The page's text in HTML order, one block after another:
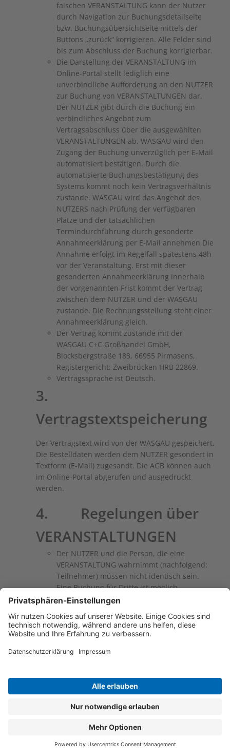
falschen VERANSTALTUNG kann der Nutzer
durch Navigation zur Buchungsdetailseite
bzw. Buchungsübersichtseite mittels der
Buttons „zurück“ korrigieren. Alle Felder sind
bis zum Abschluss der Buchung korrigierbar.
Die Darstellung der VERANSTALTUNG im
Online-Portal stellt lediglich eine
unverbindliche Aufforderung an den NUTZER
zur Buchung von VERANSTALTUNGEN dar.
Der NUTZER gibt durch die Buchung ein
verbindliches Angebot zum
Vertragsabschluss über die ausgewählten
VERANSTALTUNGEN ab. WASGAU wird den
Zugang der Buchung unverzüglich per E-Mail
automatisiert bestätigen. Durch die
automatisierte Buchungsbestätigung des
Systems kommt noch kein Vertragsverhältnis
zustande. WASGAU wird das Angebot des
NUTZERS nach Prüfung der verfügbaren
Plätze und der tatsächlichen
Termindurchführung durch gesonderte
Annahmeerklärung per E-Mail annehmen Die
Annahme erfolgt im Regelfall spätestens 48h
vor der Veranstaltung. Erst mit dieser
gesonderten Annahmeerklärung innerhalb
der vorgenannten Frist kommt der Vertrag
zwischen dem NUTZER und der WASGAU
zustande. Die Rechnungsstellung steht einer
Annahmeerklärung gleich.
Der Vertrag kommt zustande mit der
WASGAU C+C Großhandel GmbH,
Blocksbergstraße 183, 66955 Pirmasens,
Registergericht: Zweibrücken HRB 22869.
Vertragssprache ist Deutsch.
3.
Vertragstextspeicherung
Der Vertragstext wird von der WASGAU gespeichert.
Die Bestelldaten werden dem NUTZER gesondert in
Textform (E-Mail) zugesandt. Die AGB können auch
im Online-Portal abgerufen und ausgedruckt
werden.
4. Regelungen über
VERANSTALTUNGEN
Der NUTZER und die Person, die eine
VERANSTALTUNG wahrnimmt (nachfolgend:
Teilnehmer) müssen nicht identisch sein.
Eine Buchung für Dritte ist möglich.
Soweit eine VERANSTALTUNG gebucht wird,
bzw. Nichtteilnahme des Teilnehmers an der
gebuchten VERANSTALTUNG vor, den
abzurechnen.
Veranstaltungen mit einer Vorlaufzeit von
spätestens 5 Werktagen abzusagen, falls
durch ein plötzliches, unabwendbares
Ereignis, wie z.B. kurzfristiger Erkrankung,
ausfallen sollte oder eine gesetzte
Mindestteilnehmerzahl nicht erreicht wird